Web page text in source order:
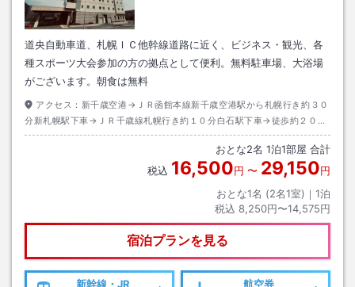
道央自動車道、札幌ＩＣ他幹線道路に近く、ビジネス・観光、各
種スポーツ大会参加の方の拠点として便利。無料駐車場、大浴場
がございます。朝食は無料
アクセス： 新千歳空港→ＪＲ函館本線新千歳空港駅から札幌行き約３０
分新札幌駅下車→ＪＲ千歳線札幌行き約１０分白石駅下車→徒歩約２０分
またはタクシー約５分
おとな2名 1泊1部屋 合計
税込 16,500円 〜 29,150円
おとな1名 (2名1室)｜ 1泊
税込 8,250円〜14,575円
宿泊プランを見る
新幹線・JR 航空券